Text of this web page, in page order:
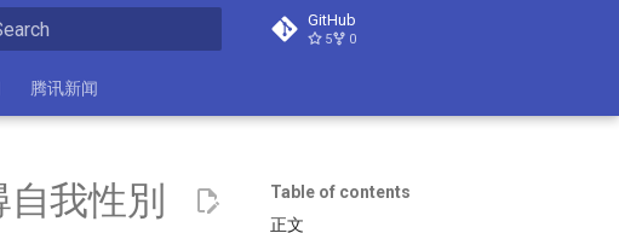
GitHub
5 0
腾讯新闻
Table of contents
正文
我性別